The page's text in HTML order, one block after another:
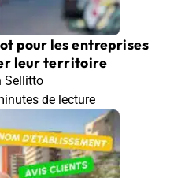
pour les entreprises
leur territoire
Sellitto
de lecture